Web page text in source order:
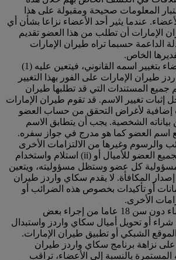
المعلومات صحيحة ومقبولة على هذا
عندما يثير أحد الأعضاء نزاعا بشأن أي
الإمارات أن تطلب من هذا العضو تقديم
الداعمة حسبما تراه طيران الإمارات
الخاص.
إذا قام أحد الأعضاء بتغيير اسمه القانوني، فيتعين عليه (1)
طيران الإمارات على الفور بهذا التغيير
وتقديم جميع المستندات التي قد تطلبها طيران
إثبات تغيير الاسم. قد تقوم طيران الإمارات
لأغراض التحقق من حساب العضو
بياناته الشخصية. يجب أن يتطابق الاسم
اسم العضو كما هو مدرج في جواز سفره.
والرسوم وغيرها من الالتزامات الأخرى
الناشئة عن (i) تجميع العضو للأميال أو (ii) استلام واستخدام
كل عضو وستظل مسؤوليته، ويتعين
المكافأة. لا يقدم سكاي واردز طيران
أو تأكيدات بخصوص هذه الضرائب أو
الأخرى.
لن يتمكن الأعضاء دون سن 18 عاما من إجراء بعض
شراء أو تحويل أميال سكاي واردز واستبدال
الشبكي أو تطبيق طيران الإمارات.
نزاهة برنامج سكاي واردز طيران
المستمرة بالنسبة إلى الأعضاء، تراقب